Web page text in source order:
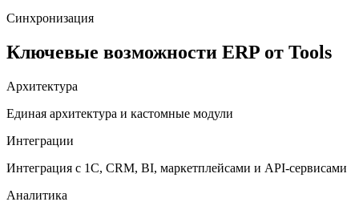
Синхронизация
Ключевые возможности ERP от Tools
Архитектура
Единая архитектура и кастомные модули
Интеграции
Интеграция с 1С, CRM, BI, маркетплейсами и API-сервисами
Аналитика